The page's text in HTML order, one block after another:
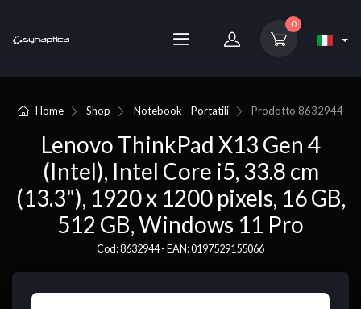
0
Home Shop Notebook - Portatili Prodotto 8632944
Lenovo ThinkPad X13 Gen 4
(Intel), Intel Core i5, 33.8 cm
(13.3"), 1920 x 1200 pixels, 16 GB,
512 GB, Windows 11 Pro
Cod: 8632944 - EAN: 0197529155066